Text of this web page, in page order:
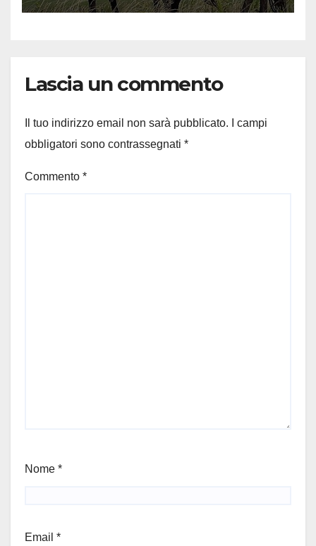
Lascia un commento
Il tuo indirizzo email non sarà pubblicato.
I campi
obbligatori sono contrassegnati *
Commento *
Nome *
Email *